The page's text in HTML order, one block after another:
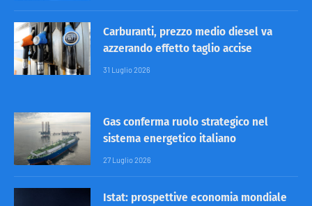
Carburanti, prezzo medio diesel va
azzerando effetto taglio accise
31 Luglio 2026
Gas conferma ruolo strategico nel
sistema energetico italiano
27 Luglio 2026
Istat: prospettive economia mondiale